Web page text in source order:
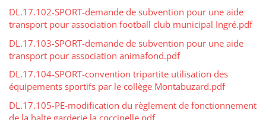
DL.17.102-SPORT-demande de subvention pour une aide
transport pour association football club municipal Ingré.pdf
DL.17.103-SPORT-demande de subvention pour une aide
transport pour association animafond.pdf
DL.17.104-SPORT-convention tripartite utilisation des
équipements sportifs par le collège Montabuzard.pdf
DL.17.105-PE-modification du règlement de fonctionnement
de la halte garderie la coccinelle.pdf